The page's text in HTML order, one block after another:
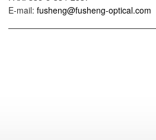
E-mail: fusheng@fusheng-optical.com